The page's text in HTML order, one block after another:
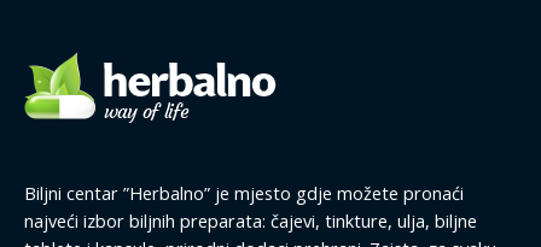
Biljni centar ”Herbalno” je mjesto gdje možete pronaći
najveći izbor biljnih preparata: čajevi, tinkture, ulja, biljne